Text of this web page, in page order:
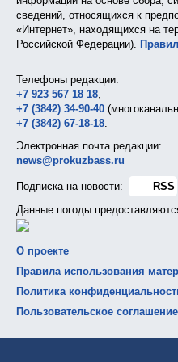
сведений, относящихся к
«Интернет», находящихся на
Российской Федерации).
Телефоны редакции:
+7 923 567 18 18,
+7 (3842) 34-90-40
+7 (3842) 67-18-18.
Электронная почта редакции:
news@prokuzbass.ru
Подписка на новости:
RSS
Данные погоды
О проекте
Правила использования
Политика
Пользовательское соглашение